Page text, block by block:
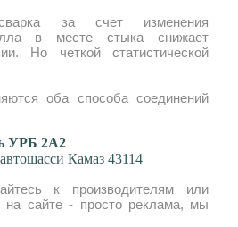
за счет изменения
в месте стыка снижает
Но четкой статистической
оба способа соединений
УРБ 2А2
Камаз 43114
к производителям или
на сайте - просто реклама, мы